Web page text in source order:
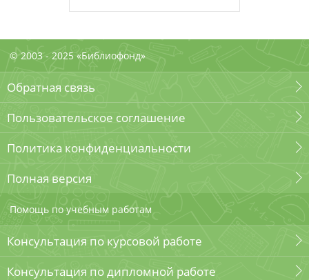
© 2003 - 2025 «Библиофонд»
Обратная связь
Пользовательское соглашение
Политика конфиденциальности
Полная версия
Помощь по учебным работам
Консультация по курсовой работе
Консультация по дипломной работе